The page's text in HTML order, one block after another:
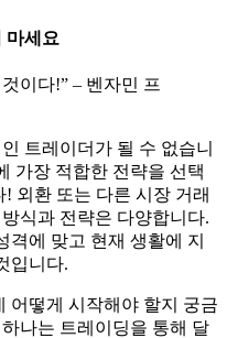
마세요
이다!” – 벤자민 프
트레이더가 될 수 없습니
가장 적합한 전략을 선택
외환 또는 다른 시장 거래
식과 전략은 다양합니다.
에 맞고 현재 생활에 지
입니다.
어떻게 시작해야 할지 궁금
나는 트레이딩을 통해 달